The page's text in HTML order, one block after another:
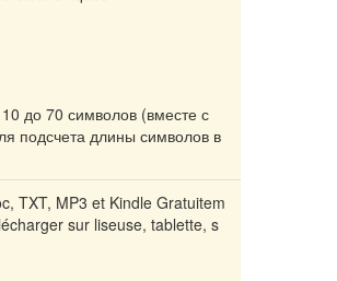
до 70 символов (вместе с
подсчета длины символов в
TXT, MP3 et Kindle Gratuitem
sur liseuse, tablette, s